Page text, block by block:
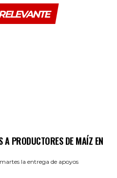
A PRODUCTORES DE MAÍZ EN
la entrega de apoyos